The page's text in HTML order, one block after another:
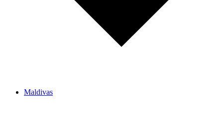
Maldivas